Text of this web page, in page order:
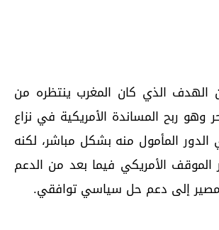
الهدف الذي كان المغرب ينتظره من
وهو ربح المساندة الأمريكية في نزاع
الدور المأمول منه بشكل مباشر، لكنه
الأمريكي فيما بعد من الدعم
إلى دعم حل سياسي توافقي.